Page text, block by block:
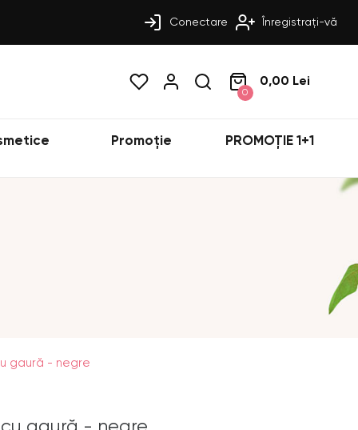
Conectare Înregistrați-vă
0
0,00 Lei
Promoție PROMOȚIE 1+1
gaură - negre